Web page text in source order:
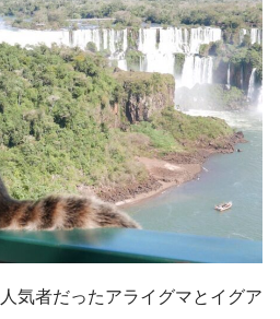
気者だったアライグマとイグア